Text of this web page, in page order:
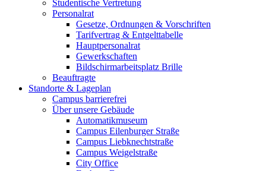
Studentische Vertretung
Personalrat
Gesetze, Ordnungen & Vorschriften
Tarifvertrag & Entgelttabelle
Hauptpersonalrat
Gewerkschaften
Bildschirmarbeitsplatz Brille
Beauftragte
Standorte & Lageplan
Campus barrierefrei
Über unsere Gebäude
Automatikmuseum
Campus Eilenburger Straße
Campus Liebknechtstraße
Campus Weigelstraße
City Office